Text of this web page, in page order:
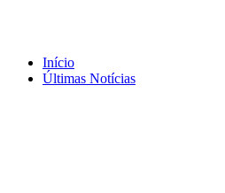
Início
Últimas Notícias